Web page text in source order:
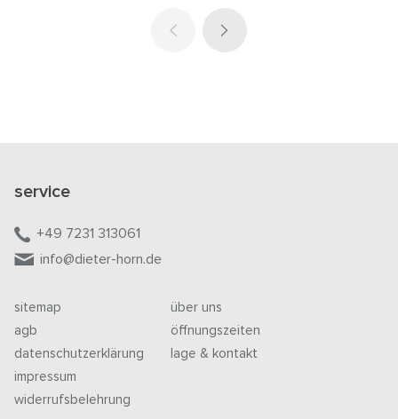
service
+49 7231 313061
info@dieter-horn.de
sitemap
agb
datenschutzerklärung
impressum
widerrufsbelehrung
über uns
öffnungszeiten
lage & kontakt